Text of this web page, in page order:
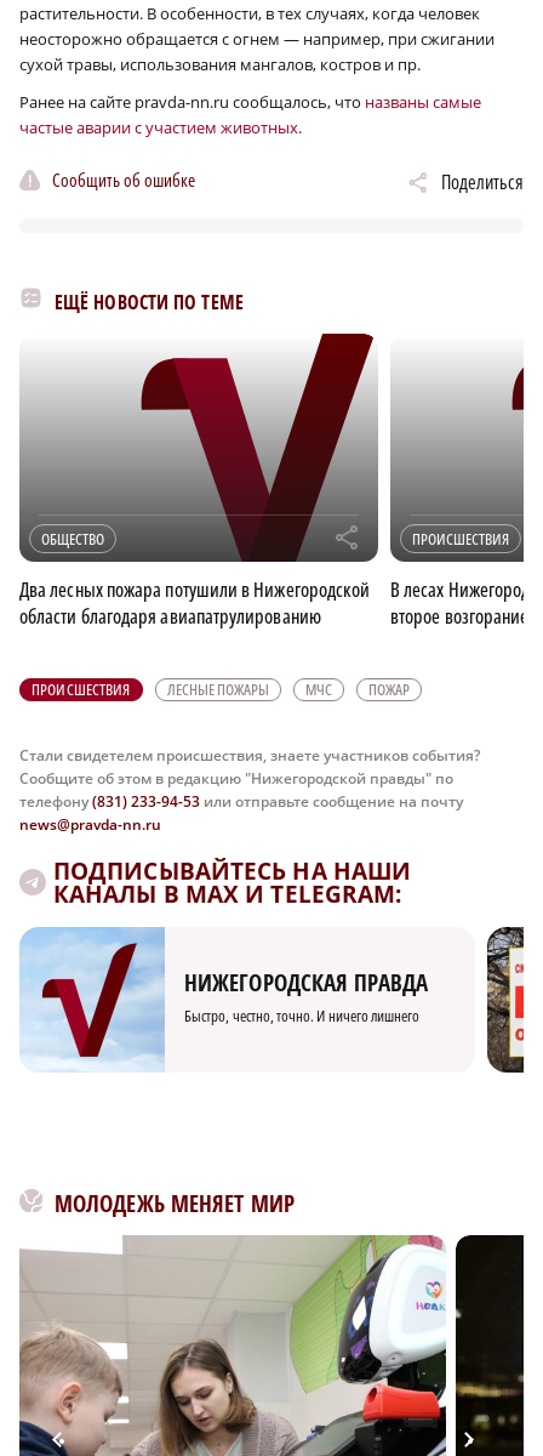
растительности. В особенности, в тех случаях, когда человек
неосторожно обращается с огнем — например, при сжигании
сухой травы, использования мангалов, костров и пр.
Ранее на сайте pravda-nn.ru сообщалось, что названы самые
частые аварии с участием животных.
Сообщить об ошибке Поделиться
ЕЩЁ НОВОСТИ ПО ТЕМЕ
ОБЩЕСТВО r
Два лесных пожара потушили в Нижегородской
области благодаря авиапатрулированию
ПРОИСШЕСТВИЯ
В лесах
второе возгорание
ПРОИСШЕСТВИЯ ЛЕСНЫЕ ПОЖАРЫ МЧС ПОЖАР
Стали свидетелем происшествия, знаете участников события?
Сообщите об этом в редакцию "Нижегородской правды" по
телефону(831) 233-94-53 или отправьте сообщение на почту
news@pravda-nn.ru
ПОДПИСЫВАЙТЕСЬ НА НАШИ
КАНАЛЫ В MAX И TELEGRAM:
НИЖЕГОРОДСКАЯ ПРАВДА
Быстро, честно, точно. И ничего лишнего
МОЛОДЕЖЬ МЕНЯЕТ МИР